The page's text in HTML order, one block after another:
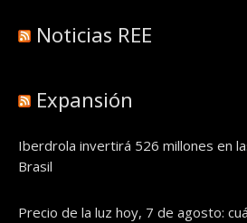
Noticias REE
Expansión
Iberdrola invertirá 526 millones en
Brasil
Precio de la luz hoy, 7 de agosto: